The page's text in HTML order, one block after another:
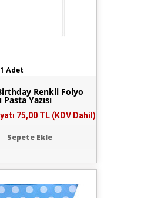
Adet
Renkli Folyo
Yazısı
75,00 TL (KDV Dahil)
Sepete Ekle